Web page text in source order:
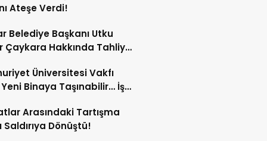
Ateşe Verdi!
Belediye Başkanı Utku
Çaykara Hakkında Tahliye
Üniversitesi Vakfı
Binaya Taşınabilir… İşte
Arasındaki Tartışma
Saldırıya Dönüştü!